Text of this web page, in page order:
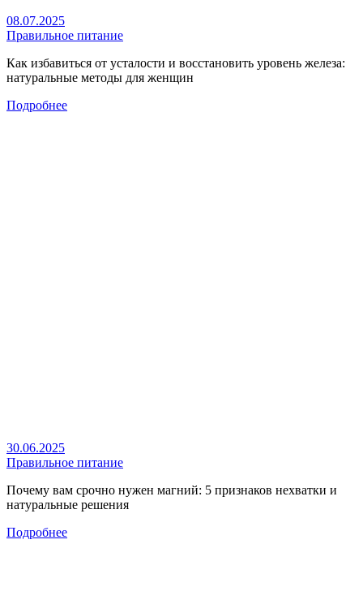
08.07.2025
Правильное питание
Как избавиться от усталости и восстановить уровень железа:
натуральные методы для женщин
Подробнее
30.06.2025
Правильное питание
Почему вам срочно нужен магний: 5 признаков нехватки и
натуральные решения
Подробнее